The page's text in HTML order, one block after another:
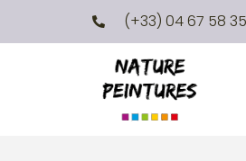
(+33) 04 67 58